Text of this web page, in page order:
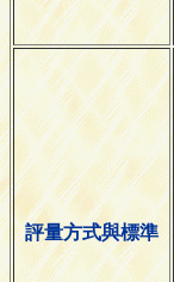
評量方式與標準